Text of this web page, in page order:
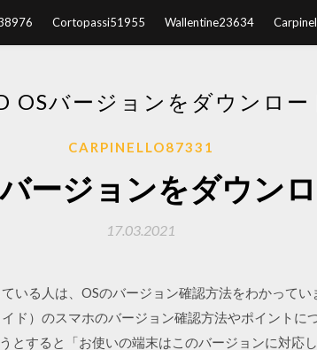
Cortopassi51955 Wallentine23634
OSバージョンをダウンロー
CARPINELLO87331
ージョンをダウン
17.03.2021
いる人は、OSのバージョン確認方法をわかって
ド）のスマホのバージョン確認方法やポイントに
とすると「お使いの端末はこのバージョンに対応